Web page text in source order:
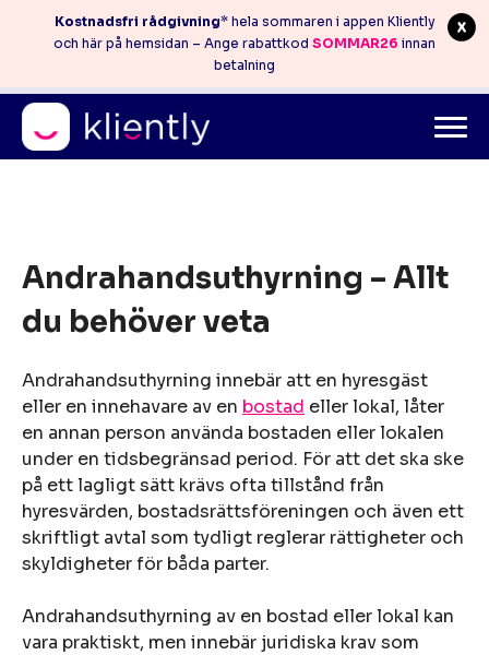
content
Kostnadsfri rådgivning* hela sommaren i appen Kliently
och här på hemsidan – Ange rabattkod SOMMAR26 innan
betalning
08-410 05 220
Andrahandsuthyrning – Allt
du behöver veta
Andrahandsuthyrning innebär att en hyresgäst
eller en innehavare av en bostad eller lokal, låter
en annan person använda bostaden eller lokalen
under en tidsbegränsad period. För att det ska ske
på ett lagligt sätt krävs ofta tillstånd från
hyresvärden, bostadsrättsföreningen och även ett
skriftligt avtal som tydligt reglerar rättigheter och
skyldigheter för båda parter.
Andrahandsuthyrning av en bostad eller lokal kan
vara praktiskt, men innebär juridiska krav som